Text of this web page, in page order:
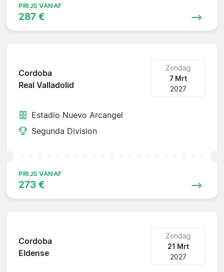
PRIJS VANAF
287 €
Cordoba
Real Valladolid
Zondag
7 Mrt
2027
Estadio Nuevo Arcangel
Segunda Division
PRIJS VANAF
273 €
Cordoba
Eldense
Zondag
21 Mrt
2027